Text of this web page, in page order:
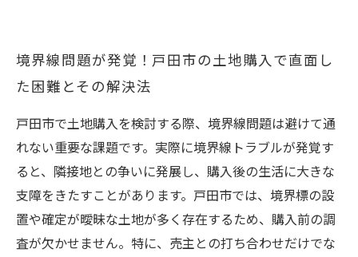
境界線問題が発覚！戸田市の土地購入で直面し
た困難とその解決法
戸田市で土地購入を検討する際、境界線問題は避けて通
れない重要な課題です。実際に境界線トラブルが発覚す
ると、隣接地との争いに発展し、購入後の生活に大きな
支障をきたすことがあります。戸田市では、境界標の設
置や確定が曖昧な土地が多く存在するため、購入前の調
査が欠かせません。特に、売主との打ち合わせだけでな